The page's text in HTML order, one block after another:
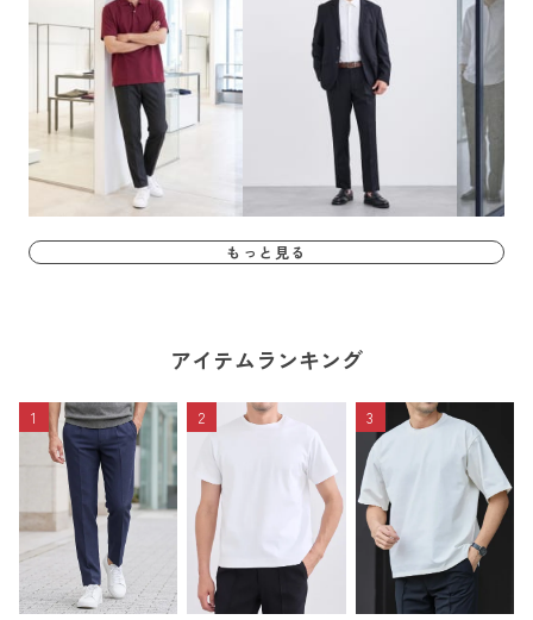
もっと見る
アイテムランキング
1 2 3